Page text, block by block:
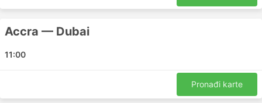
Accra — Dubai
11:00
Pronađi karte